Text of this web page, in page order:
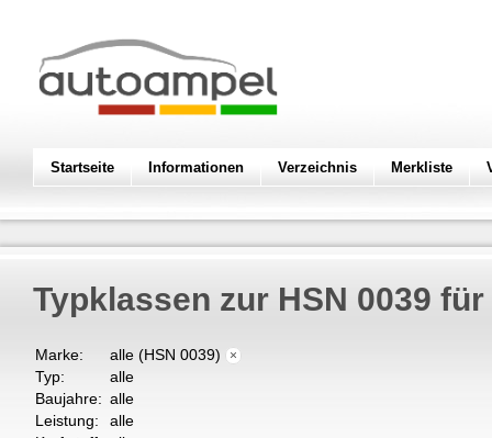
Startseite Informationen Verzeichnis Merkliste
Typklassen zur HSN 0039 für
Marke: alle (HSN 0039) ×
Typ:
alle
Baujahre: alle
Leistung:
alle